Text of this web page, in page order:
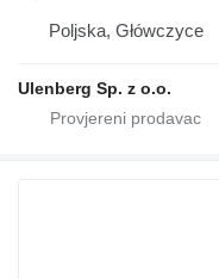
Poljska, Główczyce
Ulenberg Sp. z o.o.